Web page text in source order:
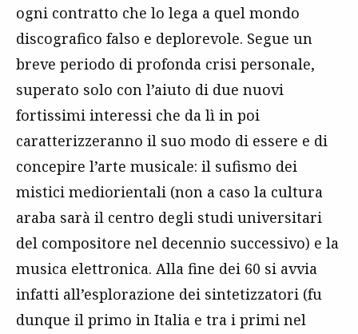
ogni contratto che lo lega a quel mondo
discografico falso e deplorevole. Segue un
breve periodo di profonda crisi personale,
superato solo con l’aiuto di due nuovi
fortissimi interessi che da lì in poi
caratterizzeranno il suo modo di essere e di
concepire l’arte musicale: il sufismo dei
mistici mediorientali (non a caso la cultura
araba sarà il centro degli studi universitari
del compositore nel decennio successivo) e la
musica elettronica. Alla fine dei 60 si avvia
infatti all’esplorazione dei sintetizzatori (fu
dunque il primo in Italia e tra i primi nel